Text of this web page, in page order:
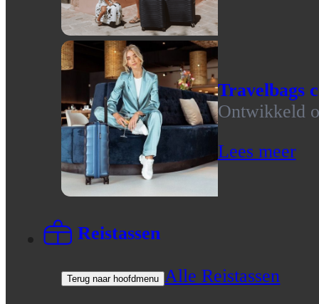
Travelbags
Ontwikkeld
Lees meer
Reistassen
Terug naar hoofdmenu
Alle Reistassen